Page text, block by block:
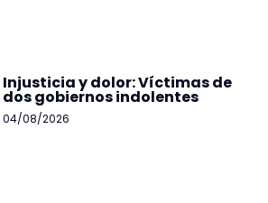
Injusticia y dolor: Víctimas de
dos gobiernos indolentes
04/08/2026